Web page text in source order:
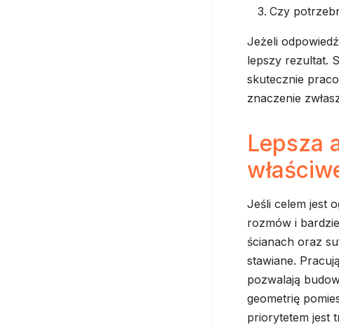
Czy
Jeżeli
lepszy rezultat.
skutecznie
znaczenie
Lepsza
Jeśli celem jest
rozmów i
ścianach oraz
stawiane.
pozwalają
geometrię
priorytetem jest